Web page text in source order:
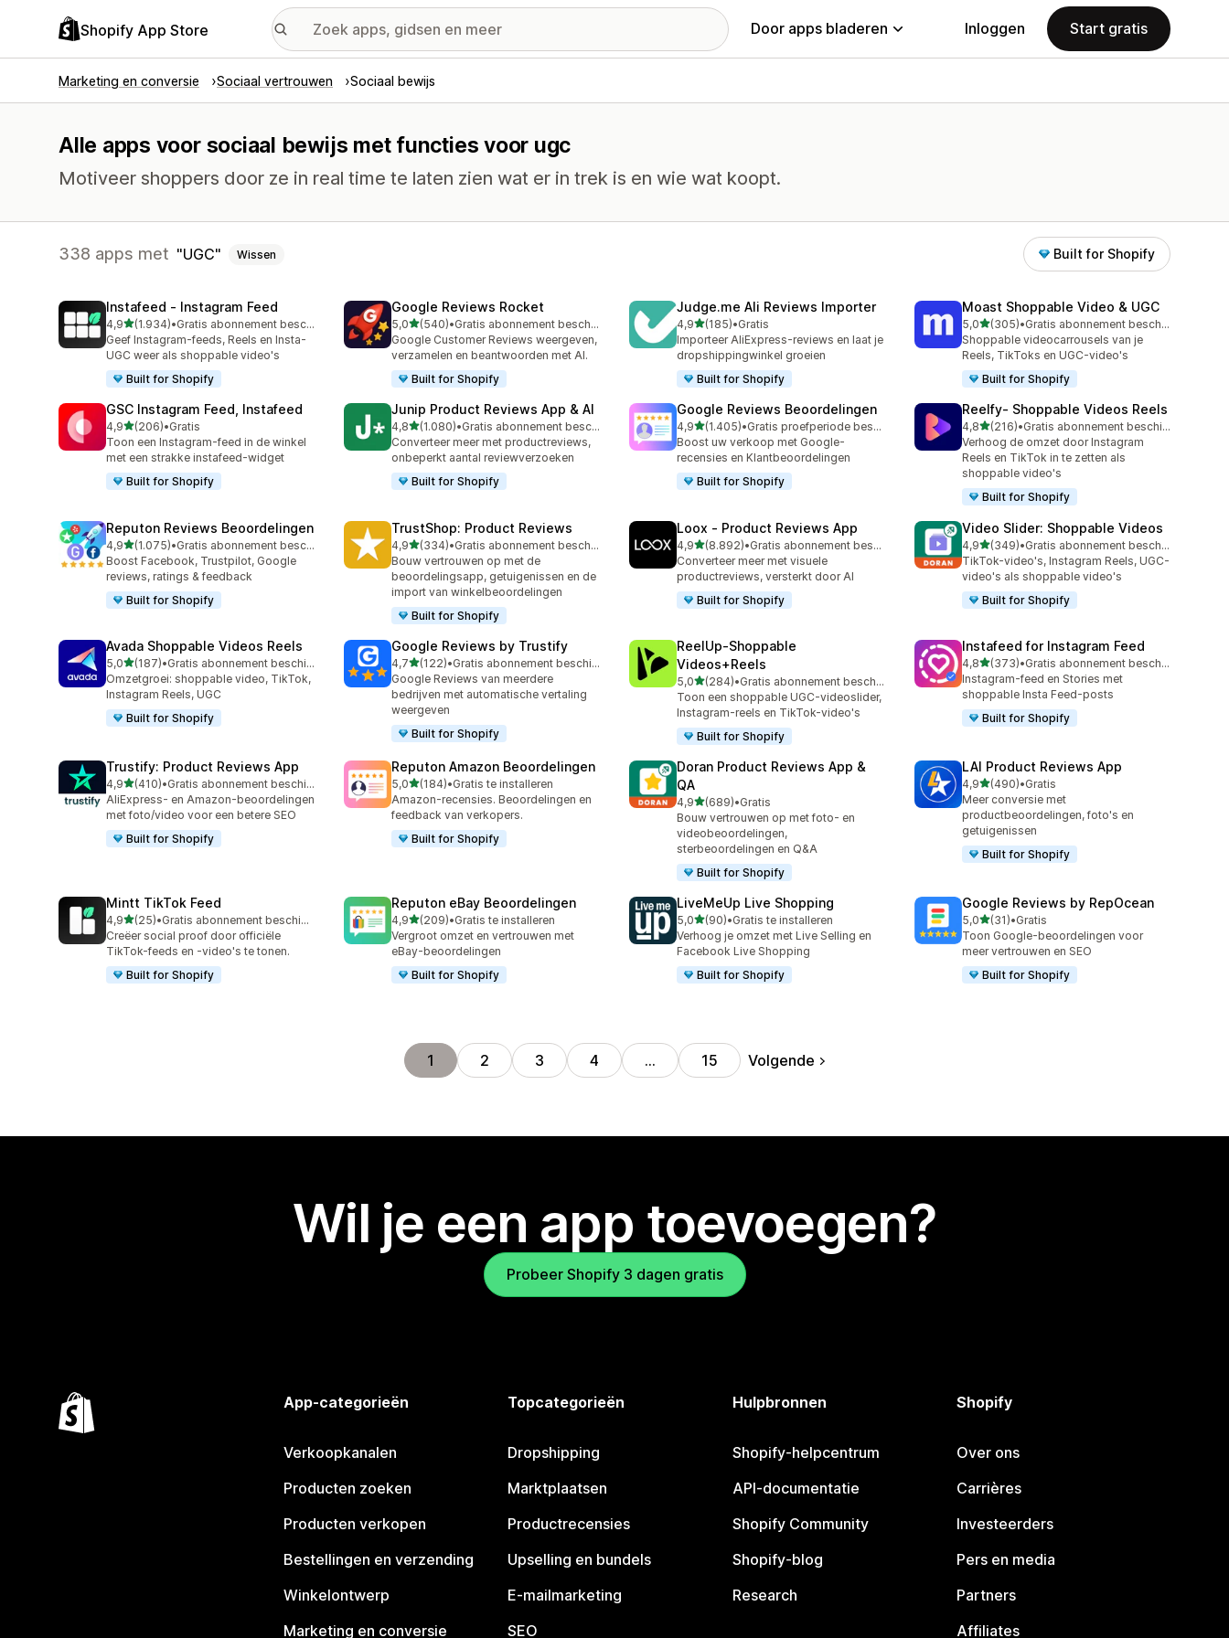
Shopify App Store Door apps bladeren Inloggen Start gratis
Marketing en conversie Sociaal vertrouwen Sociaal bewijs
Alle apps voor sociaal bewijs met functies voor ugc
Motiveer shoppers door ze in real time te laten zien wat er in trek is en wie wat koopt.
338 apps met UGC Wissen Built for Shopify
Instafeed ‑ Instagram Feed
4,9van 5 sterren
(1.934)
1934 recensies in totaal
•
Gratis abonnement beschikbaar
Geef Instagram-feeds, Reels en Insta-
UGC weer als shoppable video's
Built for Shopify
Google Reviews Rocket
5,0van 5 sterren
(540)
540 recensies in totaal
•
Gratis abonnement beschikbaar
Google Customer Reviews weergeven,
verzamelen en beantwoorden met AI.
Built for Shopify
Judge.me Ali Reviews Importer
4,9van 5 sterren
(185)
185 recensies in totaal
•Gratis
Importeer AliExpress-reviews en laat je
dropshippingwinkel groeien
Built for Shopify
Moast Shoppable Video & UGC
5,0van 5 sterren
(305)
305 recensies in totaal
•
Gratis abonnement beschikbaar
Shoppable videocarrousels van je
Reels, TikToks en UGC-video's
Built for Shopify
GSC Instagram Feed, Instafeed
4,9van 5 sterren
(206)
206 recensies in totaal
•Gratis
Toon een Instagram-feed in de winkel
met een strakke instafeed-widget
Built for Shopify
Junip Product Reviews App & AI
4,8van 5 sterren
(1.080)
1080 recensies in totaal
•
Gratis abonnement beschikbaar
Converteer meer met productreviews,
onbeperkt aantal reviewverzoeken
Built for Shopify
Google Reviews Beoordelingen
4,9van 5 sterren
(1.405)
1405 recensies in totaal
•
Gratis proefperiode beschikbaar
Boost uw verkoop met Google-
recensies en Klantbeoordelingen
Built for Shopify
Reelfy‑ Shoppable Videos Reels
4,8van 5 sterren
(216)
216 recensies in totaal
•
Gratis abonnement beschikbaar
Verhoog de omzet door Instagram
Reels en TikTok in te zetten als
shoppable video's
Built for Shopify
Reputon Reviews Beoordelingen
4,9van 5 sterren
(1.075)
1075 recensies in totaal
•
Gratis abonnement beschikbaar
Boost Facebook, Trustpilot, Google
reviews, ratings & feedback
Built for Shopify
TrustShop: Product Reviews
4,9van 5 sterren
(334)
334 recensies in totaal
•
Gratis abonnement beschikbaar
Bouw vertrouwen op met de
beoordelingsapp, getuigenissen en de
import van winkelbeoordelingen
Built for Shopify
Loox ‑ Product Reviews App
4,9van 5 sterren
(8.892)
8892 recensies in totaal
•
Gratis abonnement beschikbaar
Converteer meer met visuele
productreviews, versterkt door AI
Built for Shopify
Video Slider: Shoppable Videos
4,9van 5 sterren
(349)
349 recensies in totaal
•
Gratis abonnement beschikbaar
TikTok-video's, Instagram Reels, UGC-
video's als shoppable video's
Built for Shopify
Avada Shoppable Videos Reels
5,0van 5 sterren
(187)
187 recensies in totaal
•
Gratis abonnement beschikbaar
Omzetgroei: shoppable video, TikTok,
Instagram Reels, UGC
Built for Shopify
Google Reviews by Trustify
4,7van 5 sterren
(122)
122 recensies in totaal
•
Gratis abonnement beschikbaar
Google Reviews van meerdere
bedrijven met automatische vertaling
weergeven
Built for Shopify
ReelUp‑Shoppable
Videos+Reels
5,0van 5 sterren
(284)
284 recensies in totaal
•
Gratis abonnement beschikbaar
Toon een shoppable UGC-videoslider,
Instagram-reels en TikTok-video's
Built for Shopify
Instafeed for Instagram Feed
4,8van 5 sterren
(373)
373 recensies in totaal
•
Gratis abonnement beschikbaar
Instagram-feed en Stories met
shoppable Insta Feed-posts
Built for Shopify
Trustify: Product Reviews App
4,9van 5 sterren
(410)
410 recensies in totaal
•
Gratis abonnement beschikbaar
AliExpress- en Amazon-beoordelingen
met foto/video voor een betere SEO
Built for Shopify
Reputon Amazon Beoordelingen
5,0van 5 sterren
(184)
184 recensies in totaal
•Gratis te installeren
Amazon-recensies. Beoordelingen en
feedback van verkopers.
Built for Shopify
Doran Product Reviews App &
QA
4,9van 5 sterren
(689)
689 recensies in totaal
•Gratis
Bouw vertrouwen op met foto- en
videobeoordelingen,
sterbeoordelingen en Q&A
Built for Shopify
LAI Product Reviews App
4,9van 5 sterren
(490)
490 recensies in totaal
•Gratis
Meer conversie met
productbeoordelingen, foto's en
getuigenissen
Built for Shopify
Mintt TikTok Feed
4,9van 5 sterren
(25)
25 recensies in totaal
•
Gratis abonnement beschikbaar
Creëer social proof door officiële
TikTok-feeds en -video's te tonen.
Built for Shopify
Reputon eBay Beoordelingen
4,9van 5 sterren
(209)
209 recensies in totaal
•Gratis te installeren
Vergroot omzet en vertrouwen met
eBay-beoordelingen
Built for Shopify
LiveMeUp Live Shopping
5,0van 5 sterren
(90)
90 recensies in totaal
•Gratis te installeren
Verhoog je omzet met Live Selling en
Facebook Live Shopping
Built for Shopify
Google Reviews by RepOcean
5,0van 5 sterren
(31)
31 recensies in totaal
•Gratis
Toon Google-beoordelingen voor
meer vertrouwen en SEO
Built for Shopify
1 2 3 4 … 15 Volgende
Wil je een app toevoegen?
Probeer Shopify 3 dagen gratis
App-categorieën
Verkoopkanalen
Producten zoeken
Producten verkopen
Bestellingen en verzending
Winkelontwerp
Marketing en conversie
Topcategorieën
Dropshipping
Marktplaatsen
Productrecensies
Upselling en bundels
E-mailmarketing
SEO
Hulpbronnen
Shopify-helpcentrum
API-documentatie
Shopify Community
Shopify-blog
Research
Shopify
Over ons
Carrières
Investeerders
Pers en media
Partners
Affiliates